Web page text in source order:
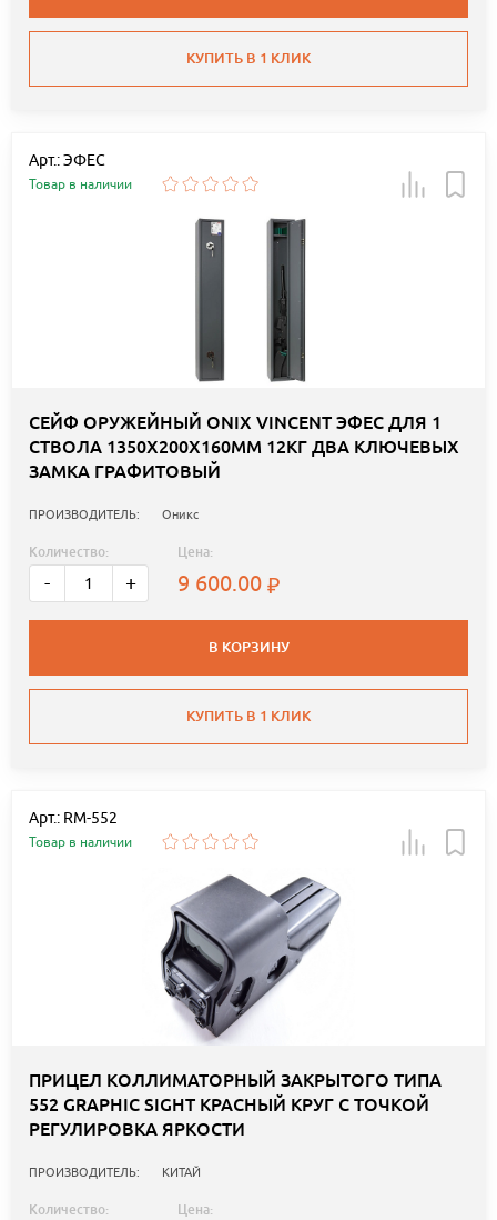
КУПИТЬ В 1 КЛИК
Арт.: ЭФЕС
Товар в наличии
СЕЙФ ОРУЖЕЙНЫЙ ONIX VINCENT ЭФЕС ДЛЯ 1
СТВОЛА 1350Х200Х160ММ 12КГ ДВА КЛЮЧЕВЫХ
ЗАМКА ГРАФИТОВЫЙ
ПРОИЗВОДИТЕЛЬ: Оникс
Количество:
- +
Цена:
9 600.00
В КОРЗИНУ
КУПИТЬ В 1 КЛИК
Арт.: RM-552
Товар в наличии
ПРИЦЕЛ КОЛЛИМАТОРНЫЙ ЗАКРЫТОГО ТИПА
552 GRAPHIC SIGHT КРАСНЫЙ КРУГ С ТОЧКОЙ
РЕГУЛИРОВКА ЯРКОСТИ
ПРОИЗВОДИТЕЛЬ: КИТАЙ
Количество: Цена: